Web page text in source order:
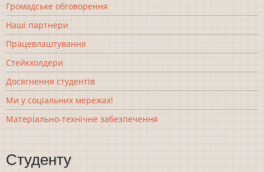
Громадське обговорення
Наші партнери
Працевлаштування
Стейкхолдери
Досягнення студентів
Ми у соціальних мережах!
Матеріально-технічне забезпечення
Студенту